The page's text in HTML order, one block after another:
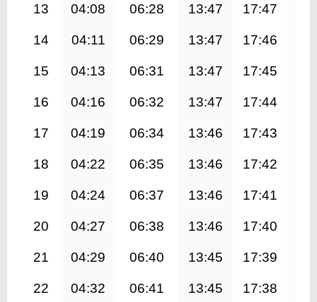
13 04:08 06:28 13:47 17:47
14 04:11 06:29 13:47 17:46
15 04:13 06:31 13:47 17:45
16 04:16 06:32 13:47 17:44
17 04:19 06:34 13:46 17:43
18 04:22 06:35 13:46 17:42
19 04:24 06:37 13:46 17:41
20 04:27 06:38 13:46 17:40
21 04:29 06:40 13:45 17:39
22 04:32 06:41 13:45 17:38